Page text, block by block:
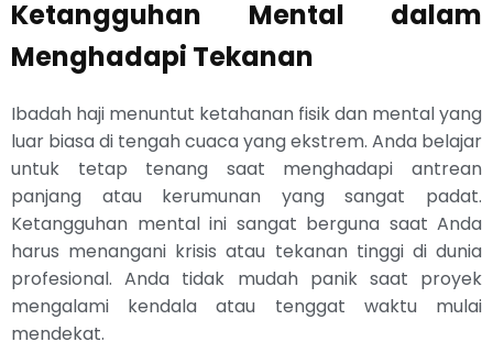
Ketangguhan Mental dalam
Menghadapi Tekanan
Ibadah haji menuntut ketahanan fisik dan mental yang
luar biasa di tengah cuaca yang ekstrem. Anda belajar
untuk tetap tenang saat menghadapi antrean
panjang atau kerumunan yang sangat padat.
Ketangguhan mental ini sangat berguna saat Anda
harus menangani krisis atau tekanan tinggi di dunia
profesional. Anda tidak mudah panik saat proyek
mengalami kendala atau tenggat waktu mulai
mendekat.